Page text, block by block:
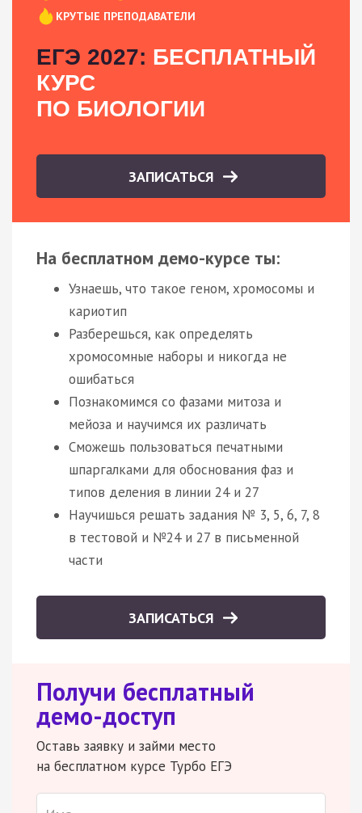
КРУТЫЕ ПРЕПОДАВАТЕЛИ
ЕГЭ 2027: БЕСПЛАТНЫЙ
КУРС
ПО БИОЛОГИИ
ЗАПИСАТЬСЯ
На бесплатном демо-курсе ты:
Узнаешь, что такое геном, хромосомы и
кариотип
Разберешься, как определять
хромосомные наборы и никогда не
ошибаться
Познакомимся со фазами митоза и
мейоза и научимся их различать
Сможешь пользоваться печатными
шпаргалками для обоснования фаз и
типов деления в линии 24 и 27
Научишься решать задания № 3, 5, 6, 7, 8
в тестовой и №24 и 27 в письменной
части
ЗАПИСАТЬСЯ
Получи бесплатный
демо-доступ
Оставь заявку и займи место
на бесплатном курсе Турбо ЕГЭ